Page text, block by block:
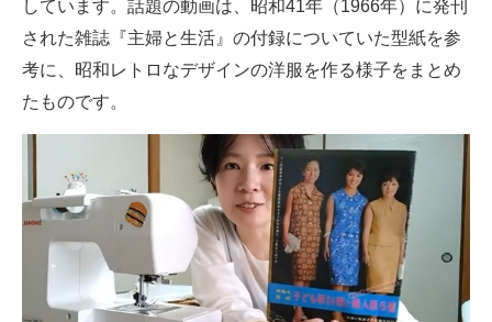
しています。話題の動画は、昭和41年（1966年）に発刊
された雑誌『主婦と生活』の付録についていた型紙を参
考に、昭和レトロなデザインの洋服を作る様子をまとめ
たものです。